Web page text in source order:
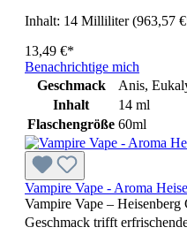
Inhalt: 14 Milliliter(963,57
13,49 €*
Benachrichtige mich
Geschmack
Anis,
Inhalt
14 ml
Flaschengröße 60ml
Vampire Vape - Aroma
Vampire Vape –
Geschmack trifft